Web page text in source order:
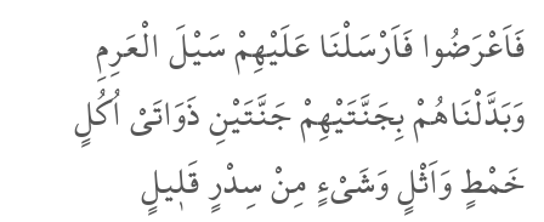
فَاَعْرَضُوا فَاَرْسَلْنَا عَلَيْهِمْ سَيْلَ الْعَرِمِ
وَبَدَّلْنَاهُمْ بِجَنَّتَيْهِمْ جَنَّتَيْنِ ذَوَاتَيْ اُكُلٍ
خَمْطٍ وَاَثْلٍ وَشَيْءٍ مِنْ سِدْرٍ قَل۪يلٍ